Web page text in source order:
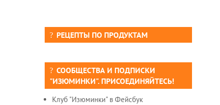
РЕЦЕПТЫ ПО ПРОДУКТАМ
СООБЩЕСТВА И ПОДПИСКИ
"ИЗЮМИНКИ". ПРИСОЕДИНЯЙТЕСЬ!
Клуб "Изюминки" в Фейсбук